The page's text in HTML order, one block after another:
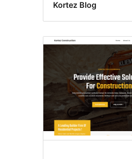
Kortez Blog